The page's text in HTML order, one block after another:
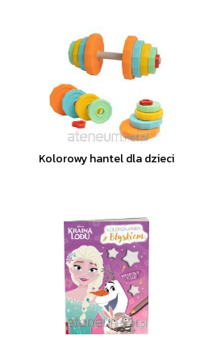
Kolorowy hantel dla dzieci